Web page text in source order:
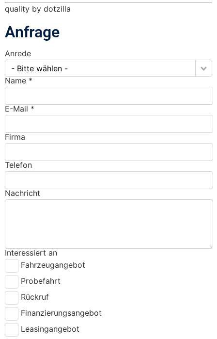
quality by dotzilla
Anfrage
Anrede
- Bitte wählen -
Name *
E-Mail *
Firma
Telefon
Nachricht
Interessiert an
Fahrzeugangebot
Probefahrt
Rückruf
Finanzierungsangebot
Leasingangebot